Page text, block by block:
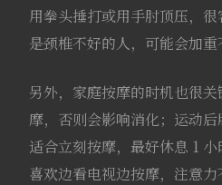
用拳头捶打或用手肘顶压，
是颈椎不好的人，可能会加重
另外，家庭按摩的时机也很
摩，否则会影响消化；运动
适合立刻按摩，最好休息 1
喜欢边看电视边按摩，注意力